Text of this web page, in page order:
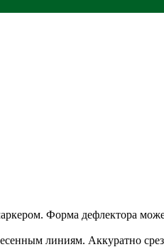
Форма дефлектора
линиям. Аккуратно